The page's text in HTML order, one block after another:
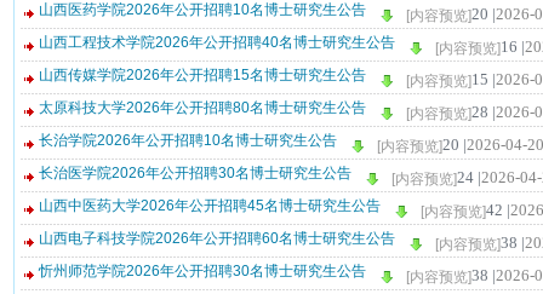
山西医药学院2026年公开招聘10名博士研究生公告 [内容预览]20 |2026-
山西工程技术学院2026年公开招聘40名博士研究生公告 [内容预览]16 |
山西传媒学院2026年公开招聘15名博士研究生公告 [内容预览]15 |2026-
太原科技大学2026年公开招聘80名博士研究生公告 [内容预览]28 |2026-
长治学院2026年公开招聘10名博士研究生公告 [内容预览]20 |2026-04-20
长治医学院2026年公开招聘30名博士研究生公告 [内容预览]24 |2026-
山西中医药大学2026年公开招聘45名博士研究生公告 [内容预览]42 |
山西电子科技学院2026年公开招聘60名博士研究生公告 [内容预览]38 |
忻州师范学院2026年公开招聘30名博士研究生公告 [内容预览]38 |2026-